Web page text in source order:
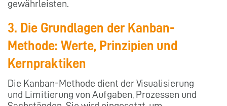
gewährleisten.
3. Die Grundlagen der Kanban-
Methode: Werte, Prinzipien und
Kernpraktiken
Die Kanban-Methode dient der Visualisierung
und Limitierung von Aufgaben, Prozessen und